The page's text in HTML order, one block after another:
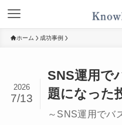
ホーム 成功事例
SNS運用で
題になった
～SNS運用でバ
2026
7/13